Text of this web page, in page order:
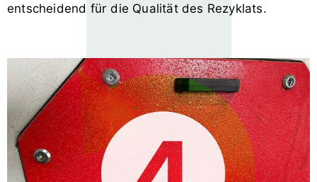
entscheidend für die Qualität des Rezyklats.